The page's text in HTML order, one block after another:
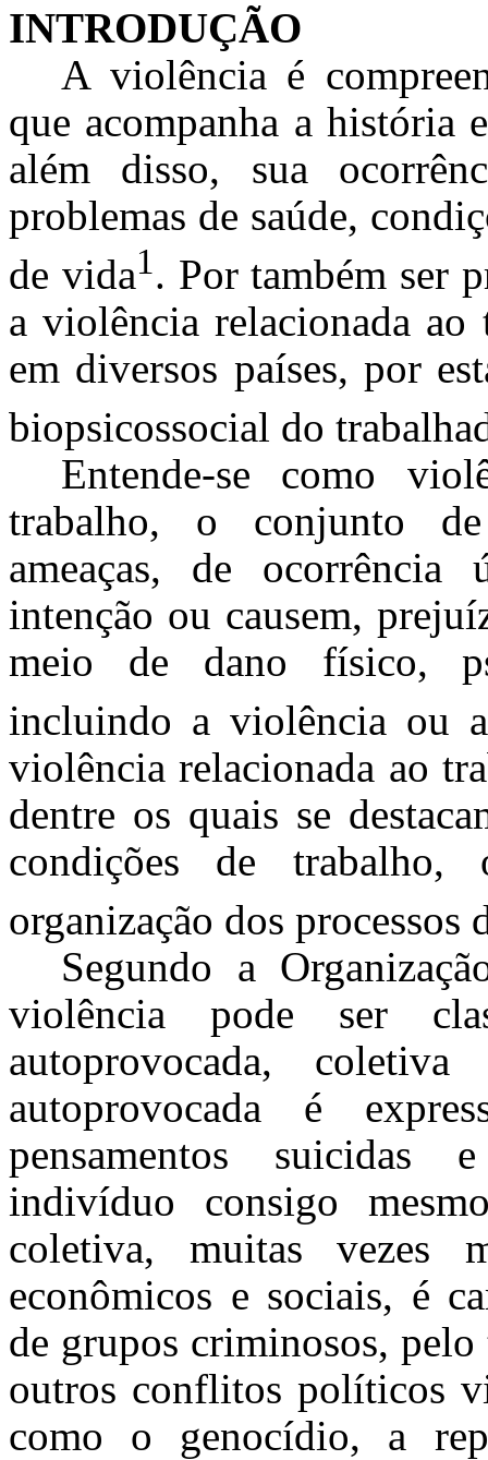
INTRODUÇÃO
A violência é
que acompanha a história
além disso, sua
problemas de saúde,
de vida1. Por também ser
a violência relacionada ao
em diversos países, por
biopsicossocial do
Entende-se como
trabalho, o conjunto de
ameaças, de
intenção ou causem,
meio de dano físico,
incluindo a violência ou
violência relacionada ao
dentre os quais se
condições de
organização dos processos
Segundo a
violência pode ser
autoprovocada,
autoprovocada é
pensamentos suicidas
indivíduo consigo
coletiva, muitas vezes
econômicos e sociais, é
de grupos criminosos,
outros conflitos políticos
como o genocídio, a